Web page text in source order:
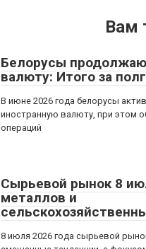
Вам
Белорусы
валюту: Итого за
В июне 2026 года белорусы
иностранную валюту, при этом
операций
Сырьевой рынок 8
металлов и
8 июля 2026 года сырьевой